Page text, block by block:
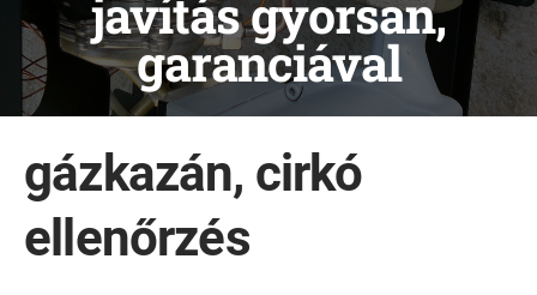
javítás gyorsan,
garanciával
gázkazán, cirkó
ellenőrzés